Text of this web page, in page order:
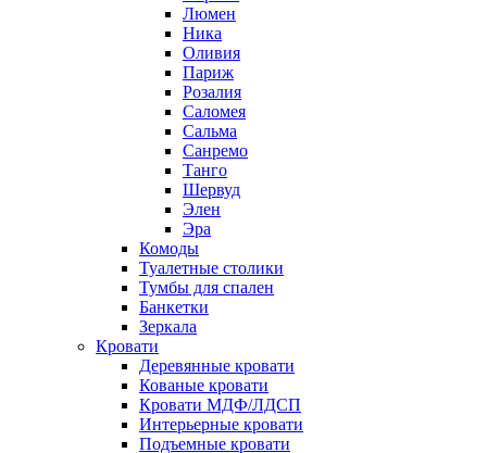
Люмен
Ника
Оливия
Париж
Розалия
Саломея
Сальма
Санремо
Танго
Шервуд
Элен
Эра
Комоды
Туалетные столики
Тумбы для спален
Банкетки
Зеркала
Кровати
Деревянные кровати
Кованые кровати
Кровати МДФ/ЛДСП
Интерьерные кровати
Подъемные кровати